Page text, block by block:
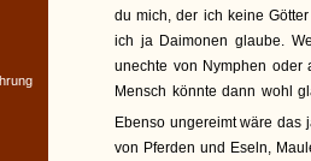
du mich, der ich keine
ich ja Daimonen glaube.
unechte von Nymphen oder
Mensch könnte dann wohl
Ebenso ungereimt wäre das
von Pferden und Eseln,